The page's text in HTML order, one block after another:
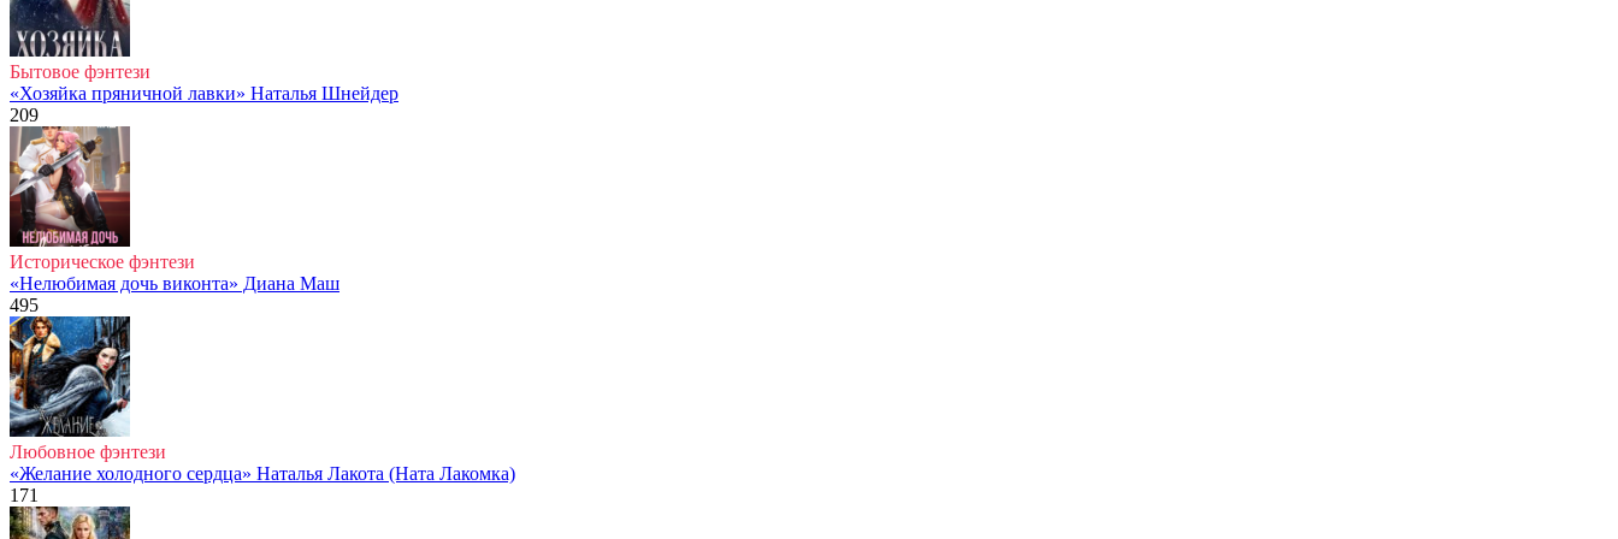
Бытовое фэнтези
«Хозяйка пряничной лавки» Наталья Шнейдер
209
Историческое фэнтези
«Нелюбимая дочь виконта» Диана Маш
495
Любовное фэнтези
«Желание холодного сердца» Наталья Лакота (Ната Лакомка)
171